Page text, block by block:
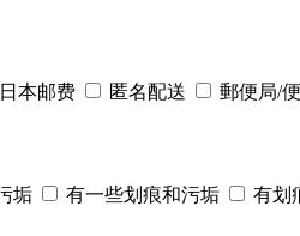
本邮费 匿名配送 郵便局/
垢 有一些划痕和污垢 有划